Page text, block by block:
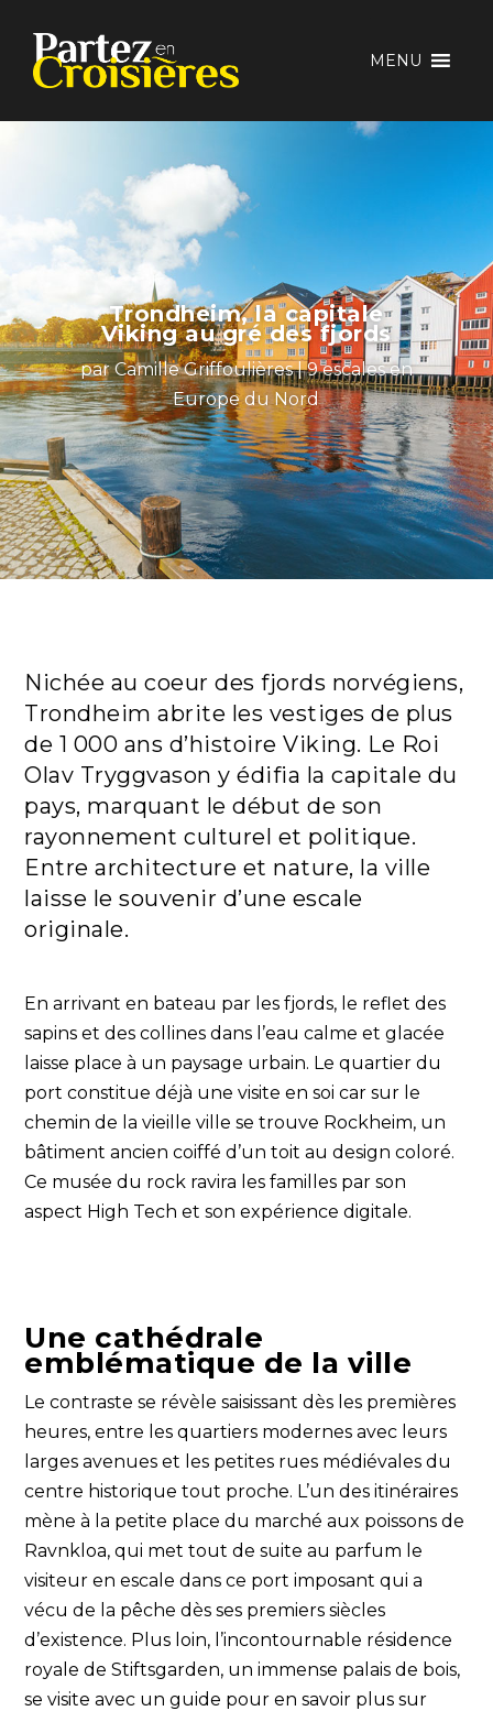
MENU
Trondheim, la capitale
Viking au gré des fjords
parCamille Griffoulières|9 escales en
Europe du Nord
Nichée au coeur des fjords norvégiens,
Trondheim abrite les vestiges de plus
de 1 000 ans d’histoire Viking. Le Roi
Olav Tryggvason y édifia la capitale du
pays, marquant le début de son
rayonnement culturel et politique.
Entre architecture et nature, la ville
laisse le souvenir d’une escale
originale.
En arrivant en bateau par les fjords, le reflet des
sapins et des collines dans l’eau calme et glacée
laisse place à un paysage urbain. Le quartier du
port constitue déjà une visite en soi car sur le
chemin de la vieille ville se trouve Rockheim, un
bâtiment ancien coiffé d’un toit au design coloré.
Ce musée du rock ravira les familles par son
aspect High Tech et son expérience digitale.
Une cathédrale
emblématique de la ville
Le contraste se révèle saisissant dès les premières
heures, entre les quartiers modernes avec leurs
larges avenues et les petites rues médiévales du
centre historique tout proche. L’un des itinéraires
mène à la petite place du marché aux poissons de
Ravnkloa, qui met tout de suite au parfum le
visiteur en escale dans ce port imposant qui a
vécu de la pêche dès ses premiers siècles
d’existence. Plus loin, l’incontournable résidence
royale de Stiftsgarden, un immense palais de bois,
se visite avec un guide pour en savoir plus sur